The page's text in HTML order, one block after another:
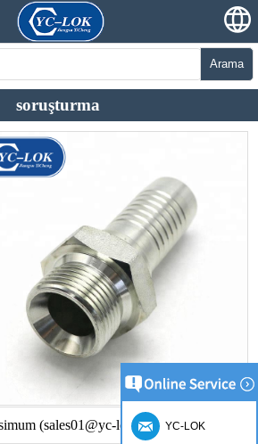
Arama
soruşturma
(sales01@yc-lok.com)YC-LOK